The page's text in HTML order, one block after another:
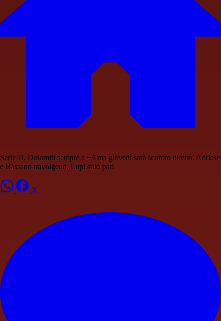
Serie D, Dolomiti sempre a +4 ma giovedì sarà scontro diretto. Adriese
e Bassano travolgenti, Lupi solo pari